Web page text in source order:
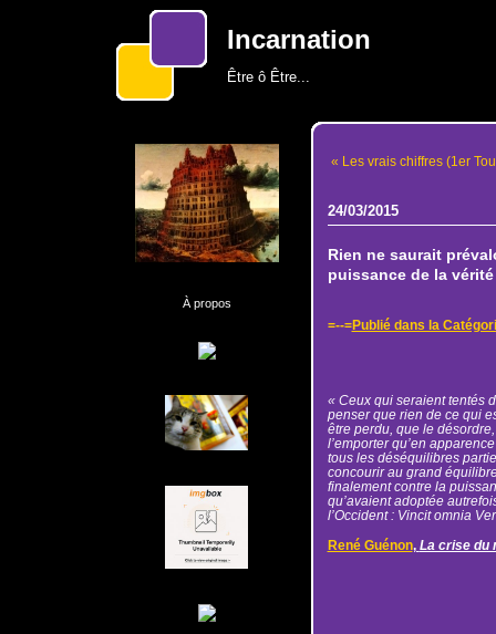
Incarnation
Être ô Être...
À propos
« Les vrais chiffres (1er
24/03/2015
Rien ne saurait
puissance de la vérité
=--=Publié dans la
« Ceux qui seraient tentés
penser que rien de ce qui
être perdu, que le
l’emporter qu’en
tous les déséquilibres
concourir au grand
finalement contre la
qu’avaient adoptée
l’Occident : Vincit omnia
René Guénon, La crise du